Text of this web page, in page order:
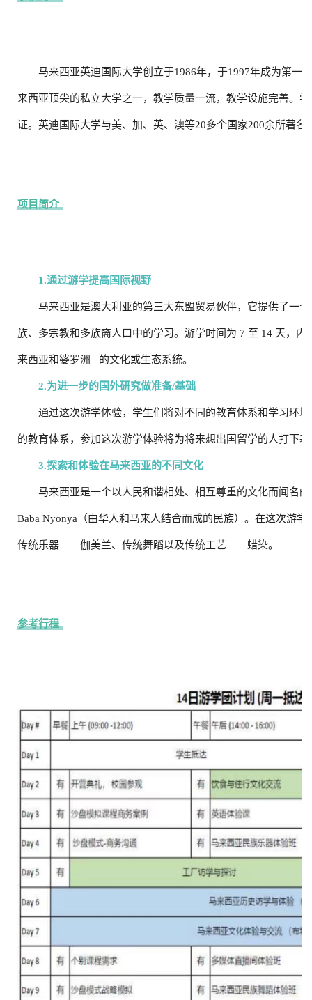
马来西亚英迪国际大学创立于1986年，于1997年成为第一
来西亚顶尖的私立大学之一，教学质量一流，教学设施完善。
证。英迪国际大学与美、加、英、澳等20多个国家200余所著
项目简介
1.通过游学提高国际视野
马来西亚是澳大利亚的第三大东盟贸易伙伴，它提供了一
族、多宗教和多族裔人口中的学习。游学时间为 7 至 14 天，
来西亚和婆罗洲 的文化或生态系统。
2.为进一步的国外研究做准备/基础
通过这次游学体验，学生们将对不同的教育体系和学习环
的教育体系，参加这次游学体验将为将来想出国留学的人打下
3.探索和体验在马来西亚的不同文化
马来西亚是一个以人民和谐相处、相互尊重的文化而闻名
Baba Nyonya（由华人和马来人结合而成的民族）。在这次游
传统乐器——伽美兰、传统舞蹈以及传统工艺——蜡染。
参考行程